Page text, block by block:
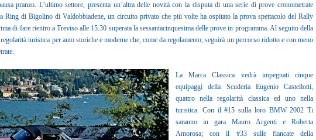
pranzo. L’ultimo settore, presenta un’altra delle novità con la disputa di una serie di prove cronometrate
Ring di Bigolino di Valdobbiadene, un circuito privato che più volte ha ospitato la prova spettacolo del Rally
di fare rientro a Treviso alle 15.30 superata la sessantacinquesima delle prove in programma. Al seguito della
turistica per auto storiche e moderne che, come da regolamento, seguirà un percorso ridotto e con meno
La Marca Classica vedrà impegnati cinque
equipaggi della Scuderia Eugenio Castellotti,
quattro nella regolarità classica ed uno nella
turistica. Con il #15 sulla loro BMW 2002 Ti
saranno in gara Mauro Argenti e Roberta
Amorosa; con il #33 sulle fiancate della